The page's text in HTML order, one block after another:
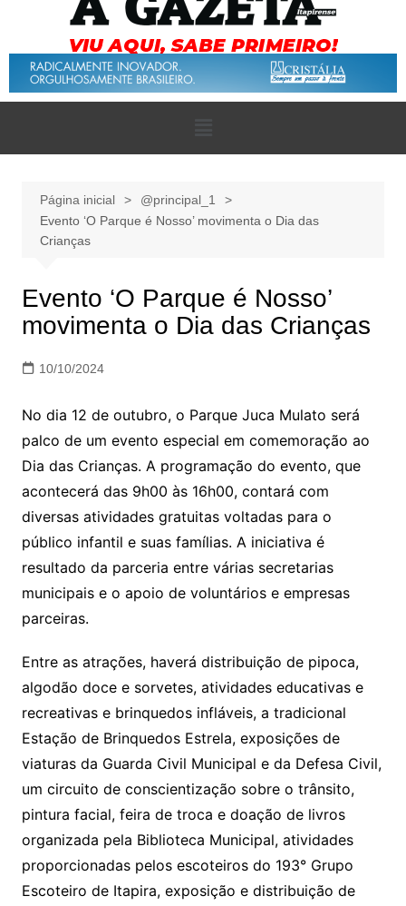
Página inicial
@principal_1
Evento ‘O Parque é Nosso’ movimenta o Dia das
Crianças
Evento ‘O Parque é Nosso’
movimenta o Dia das Crianças
10/10/2024
No dia 12 de outubro, o Parque Juca Mulato será
palco de um evento especial em comemoração ao
Dia das Crianças. A programação do evento, que
acontecerá das 9h00 às 16h00, contará com
diversas atividades gratuitas voltadas para o
público infantil e suas famílias. A iniciativa é
resultado da parceria entre várias secretarias
municipais e o apoio de voluntários e empresas
parceiras.
Entre as atrações, haverá distribuição de pipoca,
algodão doce e sorvetes, atividades educativas e
recreativas e brinquedos infláveis, a tradicional
Estação de Brinquedos Estrela, exposições de
viaturas da Guarda Civil Municipal e da Defesa Civil,
um circuito de conscientização sobre o trânsito,
pintura facial, feira de troca e doação de livros
organizada pela Biblioteca Municipal, atividades
proporcionadas pelos escoteiros do 193° Grupo
Escoteiro de Itapira, exposição e distribuição de